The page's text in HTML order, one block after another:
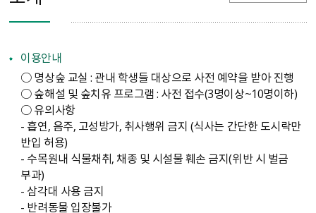
이용안내
○ 명상숲 교실 : 관내 학생들 대상으로 사전 예약을 받아 진행
○ 숲해설 및 숲치유 프로그램 : 사전 접수(3명이상~10명이하)
○ 유의사항
- 흡연, 음주, 고성방가, 취사행위 금지 (식사는 간단한 도시락만
반입 허용)
- 수목원내 식물채취, 채종 및 시설물 훼손 금지(위반 시 벌금
부과)
- 삼각대 사용 금지
- 반려동물 입장불가